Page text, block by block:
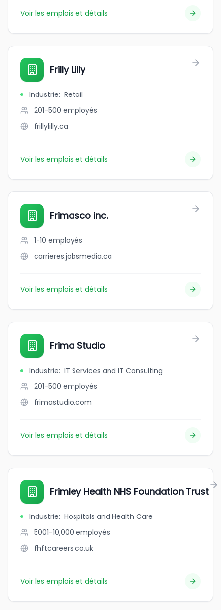
Voir les emplois et détails
Frilly Lilly
Industrie: Retail
201-500 employés
frillylilly.ca
Voir les emplois et détails
Frimasco inc.
1-10 employés
carrieres.jobsmedia.ca
Voir les emplois et détails
Frima Studio
Industrie: IT Services and IT Consulting
201-500 employés
frimastudio.com
Voir les emplois et détails
Frimley Health NHS Foundation Trust
Industrie: Hospitals and Health Care
5001-10,000 employés
fhftcareers.co.uk
Voir les emplois et détails